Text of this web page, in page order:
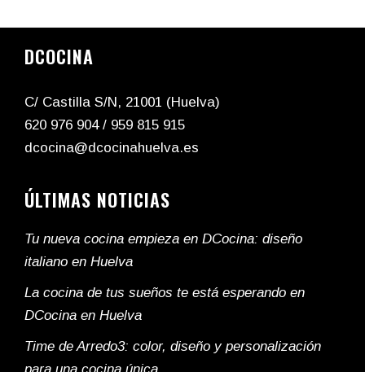
DCOCINA
C/ Castilla S/N, 21001 (Huelva)
620 976 904/ 959 815 915
dcocina@dcocinahuelva.es
ÚLTIMAS NOTICIAS
Tu nueva cocina empieza en DCocina: diseño
italiano en Huelva
La cocina de tus sueños te está esperando en
DCocina en Huelva
Time de Arredo3: color, diseño y personalización